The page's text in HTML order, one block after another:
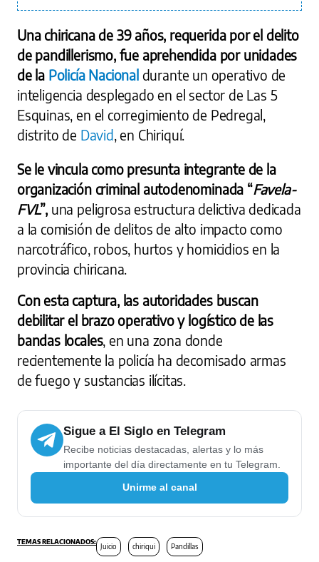
Una chiricana de 39 años, requerida por el delito
de pandillerismo, fue aprehendida por unidades
de la Policía Nacional durante un operativo de
inteligencia desplegado en el sector de Las 5
Esquinas, en el corregimiento de Pedregal,
distrito de David , en Chiriquí.
Se le vincula como presunta integrante de la
organización criminal autodenominada “Favela-
FVL”, una peligrosa estructura delictiva dedicada
a la comisión de delitos de alto impacto como
narcotráfico, robos, hurtos y homicidios en la
provincia chiricana.
Con esta captura, las autoridades buscan
debilitar el brazo operativo y logístico de las
bandas locales, en una zona donde
recientemente la policía ha decomisado armas
de fuego y sustancias ilícitas.
Sigue a El Siglo en Telegram
Recibe noticias destacadas, alertas y lo más
importante del día directamente en tu Telegram.
Unirme al canal
Juicio chiriqui Pandillas